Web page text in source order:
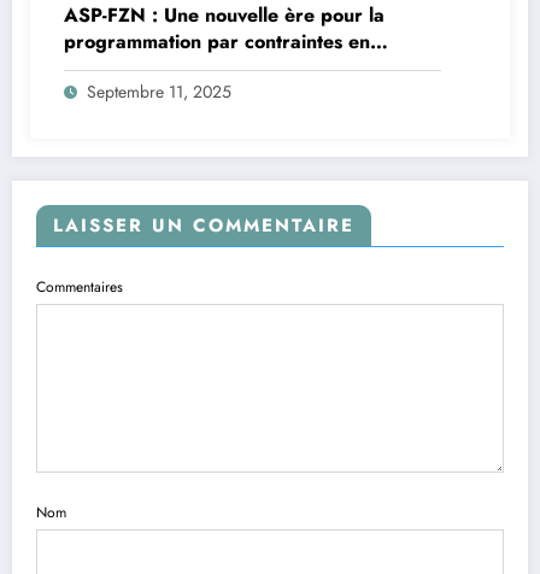
ASP-FZN : Une nouvelle ère pour la
programmation par contraintes en
Afrique
Septembre 11, 2025
LAISSER UN COMMENTAIRE
Commentaires
Nom